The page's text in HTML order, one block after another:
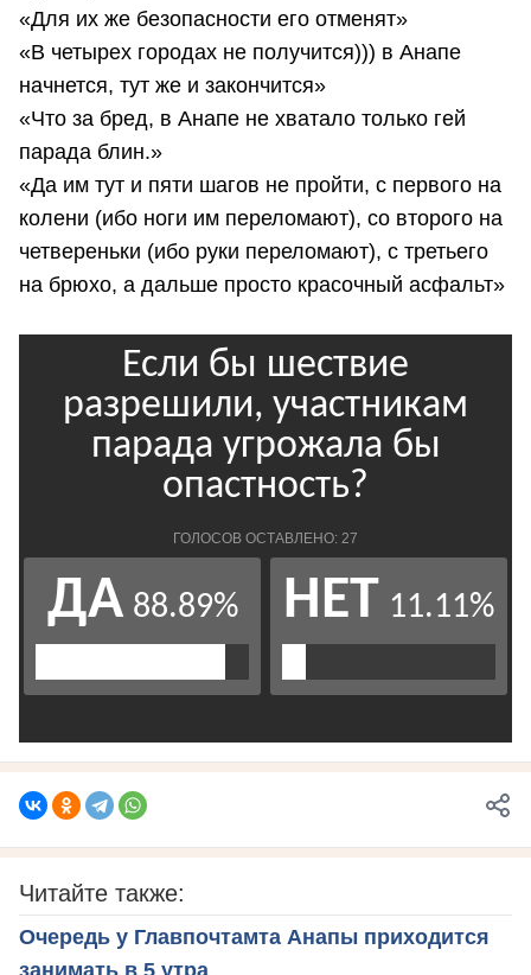
«Для их же безопасности его отменят»
«В четырех городах не получится))) в Анапе
начнется, тут же и закончится»
«Что за бред, в Анапе не хватало только гей
парада блин.»
«Да им тут и пяти шагов не пройти, с первого на
колени (ибо ноги им переломают), со второго на
четвереньки (ибо руки переломают), с третьего
на брюхо, а дальше просто красочный асфальт»
Читайте также:
Очередь у Главпочтамта Анапы приходится